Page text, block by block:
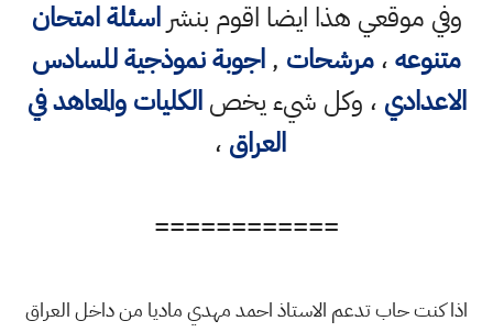
وفي موقعي هذا ايضا اقوم بنشراسئلة امتحان
متنوعه،مرشحات ,اجوبة نموذجية للسادس
الاعدادي ، وكل شيء يخصالكليات والمعاهد في
العراق ،
============
اذا كنت حاب تدعم الاستاذ احمد مهدي ماديا من داخل العراق